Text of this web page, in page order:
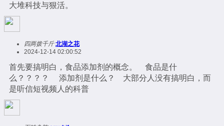
大堆科技与狠活。
四两拨千斤 北湖之花
2024-12-14 02:00:52
首先要搞明白，食品添加剂的概念。 食品是什
么？？？？ 添加剂是什么？ 大部分人没有搞明白，而
是听信短视频人的科普